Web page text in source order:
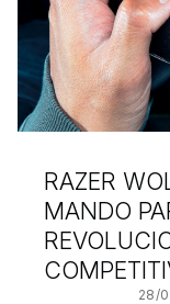
RAZER
MANDO
28/